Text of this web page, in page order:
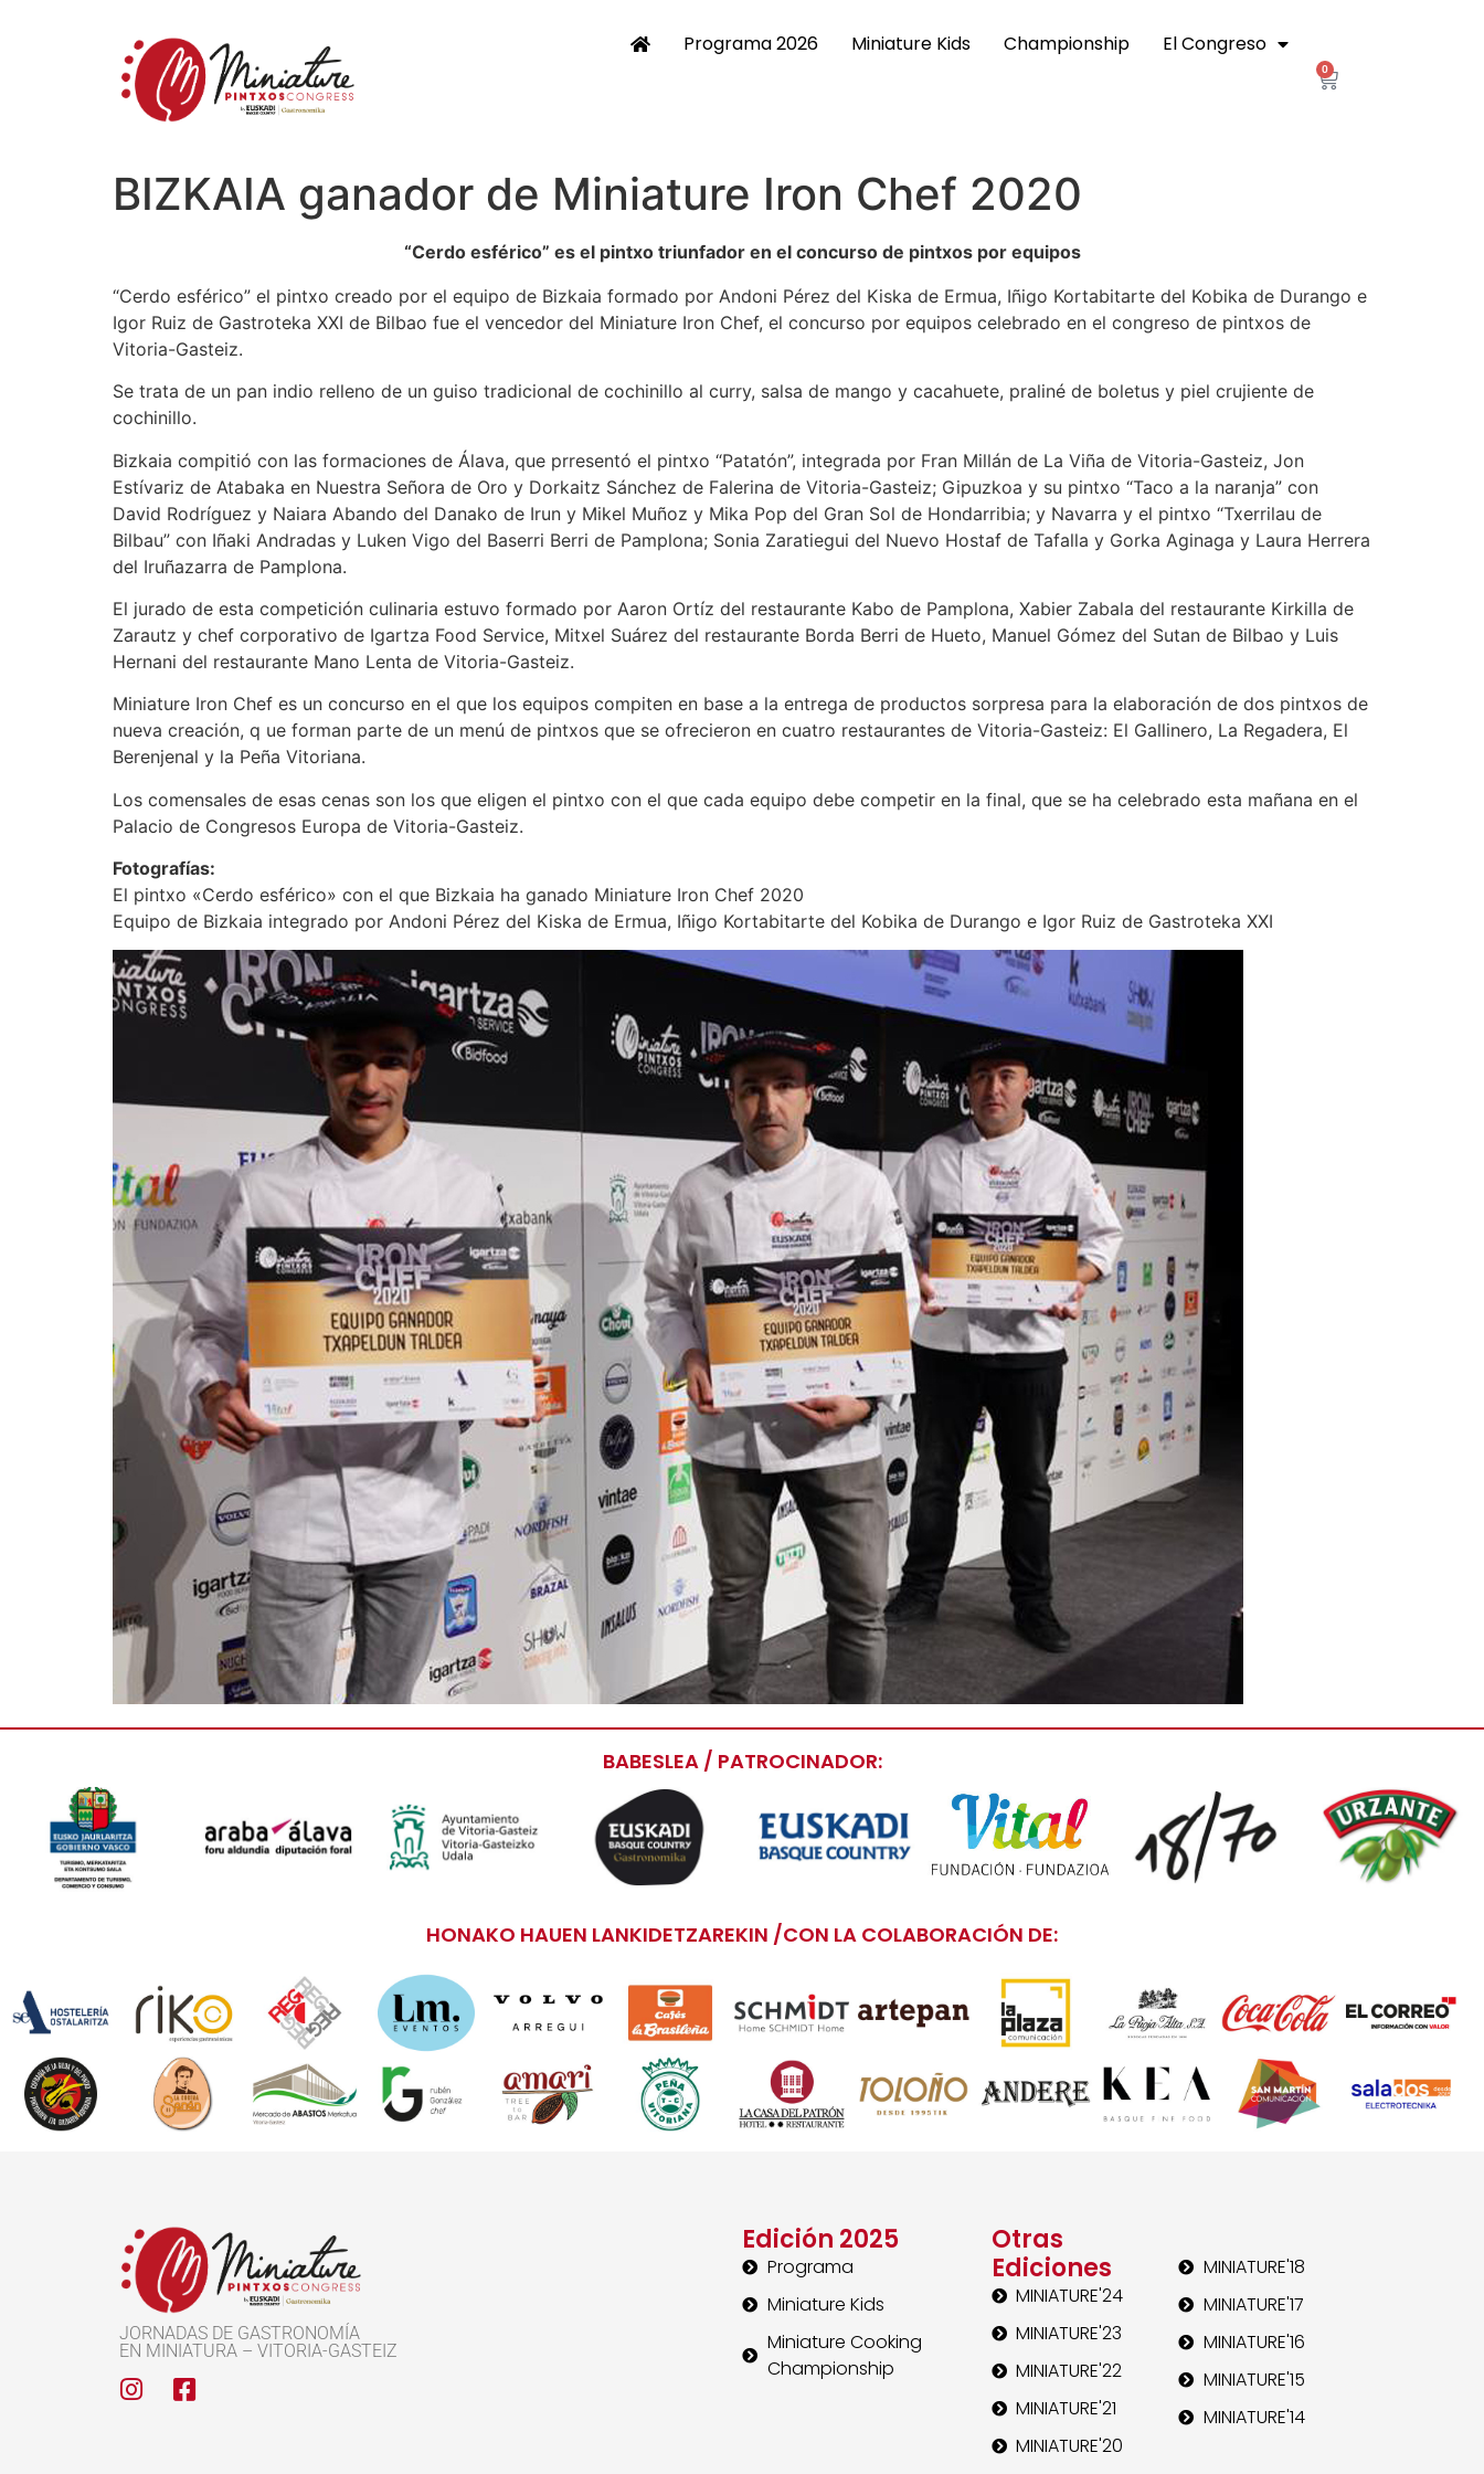
Programa 2026 Miniature Kids Championship El Congreso
0
BIZKAIA ganador de Miniature Iron Chef 2020
“Cerdo esférico” es el pintxo triunfador en el concurso de pintxos por equipos
“Cerdo esférico” el pintxo creado por el equipo de Bizkaia formado por Andoni Pérez del Kiska de Ermua, Iñigo Kortabitarte del Kobika de Durango e
Igor Ruiz de Gastroteka XXI de Bilbao fue el vencedor del Miniature Iron Chef, el concurso por equipos celebrado en el congreso de pintxos de
Vitoria-Gasteiz.
Se trata de un pan indio relleno de un guiso tradicional de cochinillo al curry, salsa de mango y cacahuete, praliné de boletus y piel crujiente de
cochinillo.
Bizkaia compitió con las formaciones de Álava, que prresentó el pintxo “Patatón”, integrada por Fran Millán de La Viña de Vitoria-Gasteiz, Jon
Estívariz de Atabaka en Nuestra Señora de Oro y Dorkaitz Sánchez de Falerina de Vitoria-Gasteiz; Gipuzkoa y su pintxo “Taco a la naranja” con
David Rodríguez y Naiara Abando del Danako de Irun y Mikel Muñoz y Mika Pop del Gran Sol de Hondarribia; y Navarra y el pintxo “Txerrilau de
Bilbau” con Iñaki Andradas y Luken Vigo del Baserri Berri de Pamplona; Sonia Zaratiegui del Nuevo Hostaf de Tafalla y Gorka Aginaga y Laura Herrera
del Iruñazarra de Pamplona.
El jurado de esta competición culinaria estuvo formado por Aaron Ortíz del restaurante Kabo de Pamplona, Xabier Zabala del restaurante Kirkilla de
Zarautz y chef corporativo de Igartza Food Service, Mitxel Suárez del restaurante Borda Berri de Hueto, Manuel Gómez del Sutan de Bilbao y Luis
Hernani del restaurante Mano Lenta de Vitoria-Gasteiz.
Miniature Iron Chef es un concurso en el que los equipos compiten en base a la entrega de productos sorpresa para la elaboración de dos pintxos de
nueva creación, q ue forman parte de un menú de pintxos que se ofrecieron en cuatro restaurantes de Vitoria-Gasteiz: El Gallinero, La Regadera, El
Berenjenal y la Peña Vitoriana.
Los comensales de esas cenas son los que eligen el pintxo con el que cada equipo debe competir en la final, que se ha celebrado esta mañana en el
Palacio de Congresos Europa de Vitoria-Gasteiz.
Fotografías:
El pintxo «Cerdo esférico» con el que Bizkaia ha ganado Miniature Iron Chef 2020
Equipo de Bizkaia integrado por Andoni Pérez del Kiska de Ermua, Iñigo Kortabitarte del Kobika de Durango e Igor Ruiz de Gastroteka XXI
BABESLEA / PATROCINADOR:
HONAKO HAUEN LANKIDETZAREKIN /CON LA COLABORACIÓN DE:
JORNADAS DE GASTRONOMÍA
EN MINIATURA – VITORIA-GASTEIZ
Edición 2025
Programa
Miniature Kids
Miniature Cooking
Championship
Otras
Ediciones
MINIATURE'24
MINIATURE'23
MINIATURE'22
MINIATURE'21
MINIATURE'20
MINIATURE'18
MINIATURE'17
MINIATURE'16
MINIATURE'15
MINIATURE'14